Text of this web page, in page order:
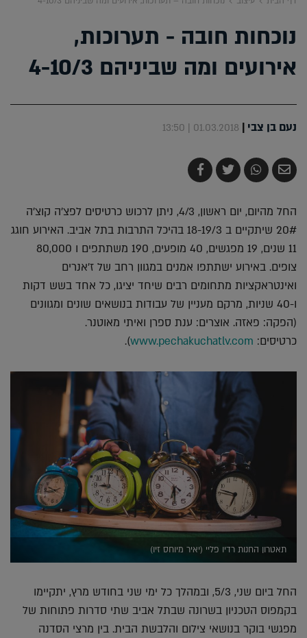
נוכחות חובה - תערוכות,
אירועים ומה שביניהם 4-10/3
נעם בן צבי |
01.03.2018 | 13:50
שלח
בדואר
שתף
ב-
צייץ
ב-
שתף
ב-
החל מהיום, יום ראשון, 4/3, ניתן לרכוש כרטיסים לפצ'ה קוצ'ה
20# שיתקיים ב 18-19/3 בהיכל התרבות בתל אביב. האירוע חוגג
11 שנים, 19 מפגשים, 40 מופעים, 190 משתתפים ו 80,000
צופים. באירוע ישתתפו אמנים במגוון רחב של ז'אנרים
ואינטראקציות מתחומים רבים שיחד יציגו, כל אחד בשש דקות
ו-40 שניות, מרקם מעניין של עבודות בנושאים שונים ומגוונים
(הפקה: פאזה. אוצרים: ענת ספרן ואיתי מאוטנר.
כרטיסים: www.pechakuchatlv.com
).
תאטרון החנות רדיו פליי (יאיר מיוחס זיו)
החל ביום שני, 5/3, ובמהלך כל ימי שני בחודש מרץ, יתקיימו
בקמפוס הטכניון בשרונה שבתל אביב שתי סדרות פתוחות של
מפגשי בוקר בנושאי צילום והלבשת הבית. בין מרצי הסדנה